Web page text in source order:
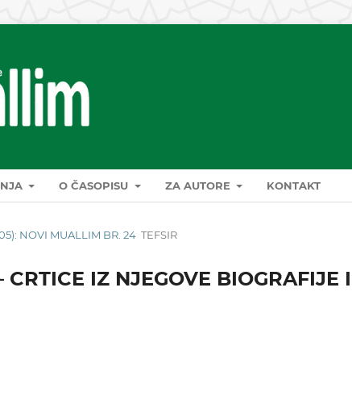
O ČASOPISU ZA AUTORE KONTAKT
NOVI MUALLIM BR. 24 TEFSIR
CRTICE IZ NJEGOVE BIOGRAFIJE